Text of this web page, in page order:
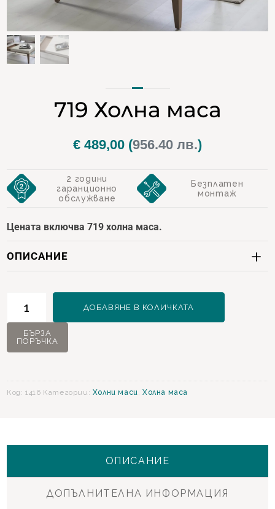
719 Холна маса
€ 489,00 (956.40 лв.)
2 години
гаранционно
обслужване
Безплатен
монтаж
Цената включва 719 холна маса.
ОПИСАНИЕ
719
Холна
ДОБАВЯНЕ В КОЛИЧКАТА
БЪРЗА
ПОРЪЧКА
Код:1416 Категории: Холни маси,Холна маса
ОПИСАНИЕ
ДОПЪЛНИТЕЛНА ИНФОРМАЦИЯ